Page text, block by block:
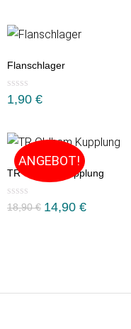
Flanschlager
1,90 €
ANGEBOT!
TR Oldham Kupplung
18,90€ Ursprünglicher
14,90 €Aktueller